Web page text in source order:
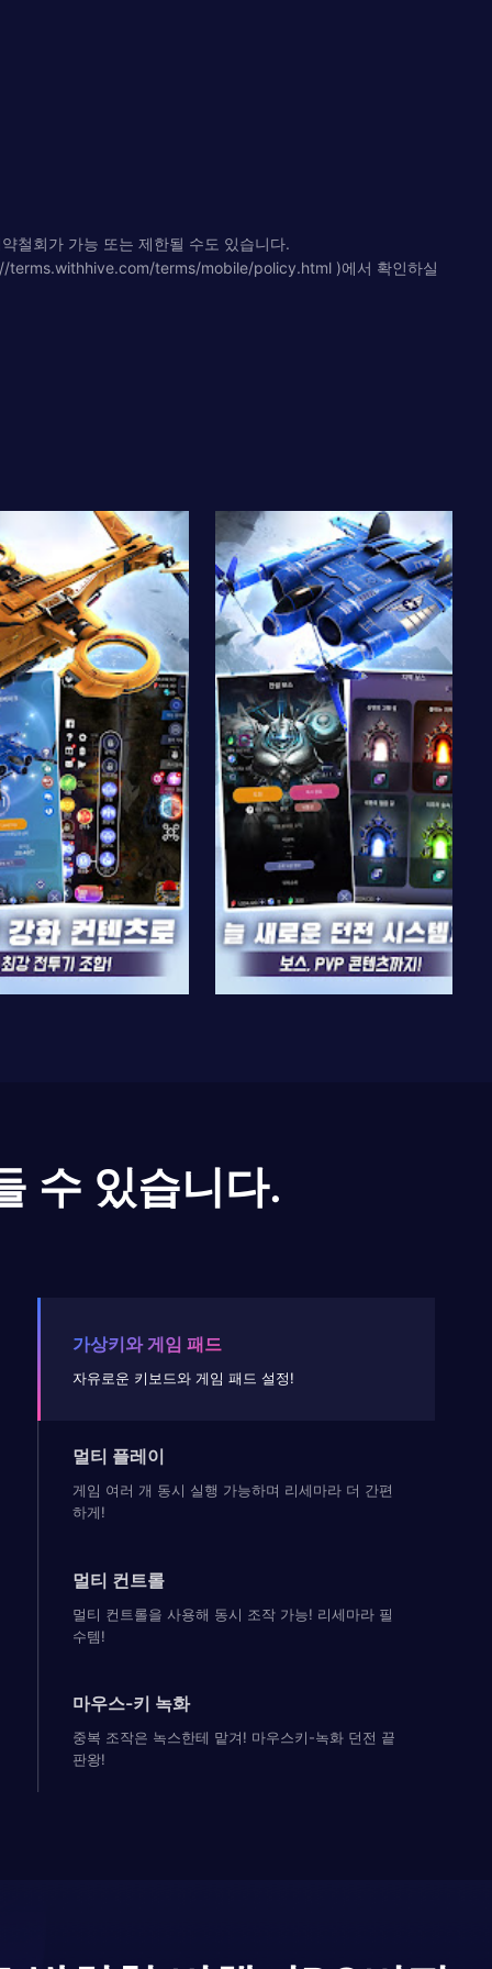
철회가 가능 또는 제한될 수도 있습니다.
terms.withhive.com/terms/mobile/policy.html )에서 확인하실
수 있습니다.
가상키와 게임 패드
자유로운 키보드와 게임 패드 설정!
멀티 플레이
게임 여러 개 동시 실행 가능하며 리세마라 더 간편
하게!
멀티 컨트롤
멀티 컨트롤을 사용해 동시 조작 가능! 리세마라 필
수템!
마우스-키 녹화
중복 조작은 녹스한테 맡겨! 마우스키-녹화 던전 끝
판왕!